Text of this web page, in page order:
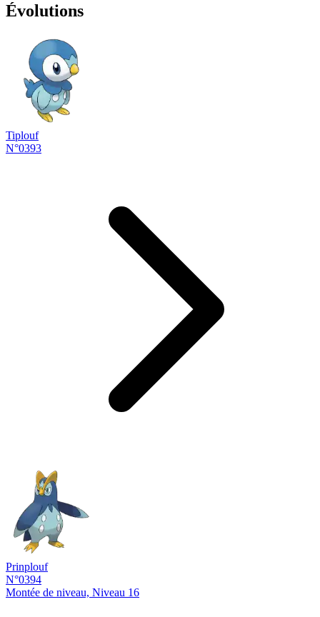
Évolutions
Tiplouf
N°0393
Prinplouf
N°0394
Montée de niveau, Niveau 16